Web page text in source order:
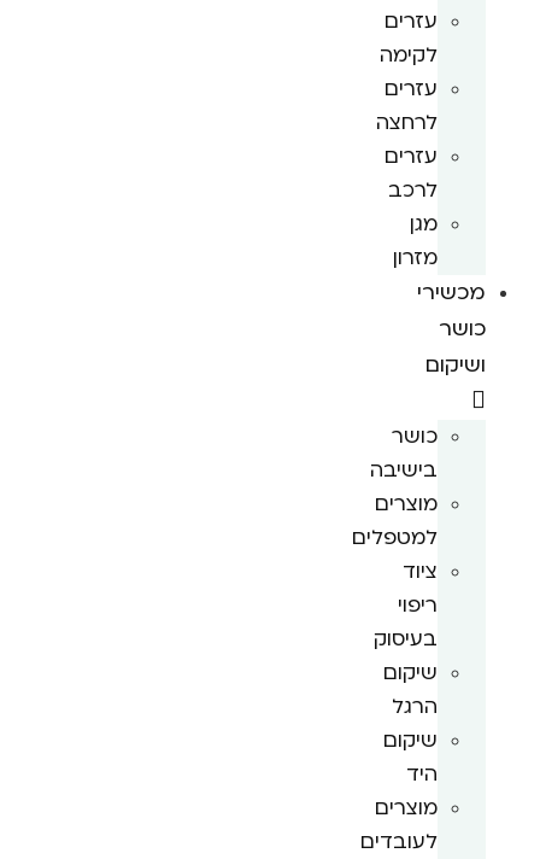
עזרים
לקימה
עזרים
לרחצה
עזרים
לרכב
מגן
מזרון
מכשירי
כושר
ושיקום
כושר
בישיבה
מוצרים
למטפלים
ציוד
ריפוי
בעיסוק
שיקום
הרגל
שיקום
היד
מוצרים
לעובדים